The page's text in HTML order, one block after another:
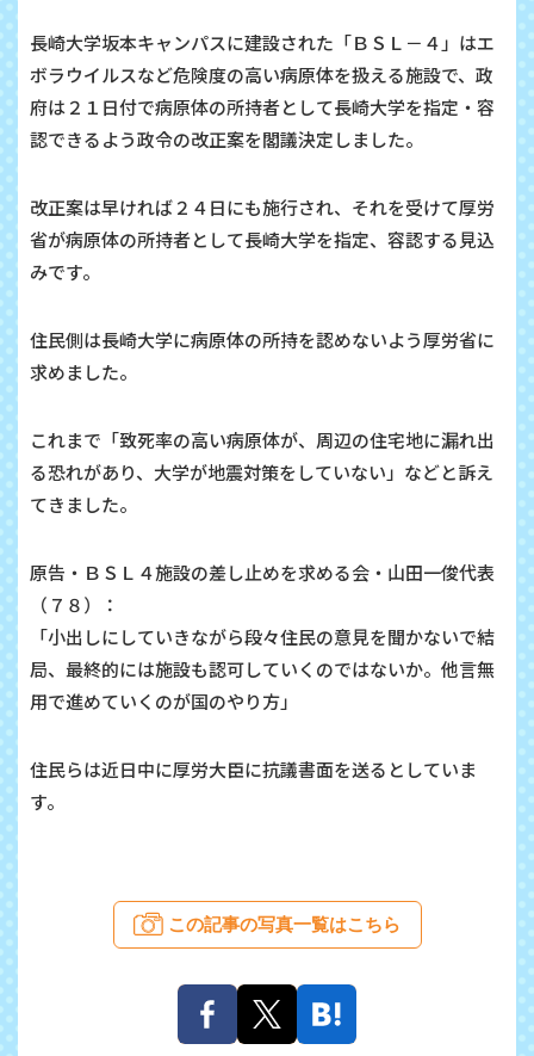
長崎大学坂本キャンパスに建設された「ＢＳＬ－４」はエ
ボラウイルスなど危険度の高い病原体を扱える施設で、政
府は２１日付で病原体の所持者として長崎大学を指定・容
認できるよう政令の改正案を閣議決定しました。
改正案は早ければ２４日にも施行され、それを受けて厚労
省が病原体の所持者として長崎大学を指定、容認する見込
みです。
住民側は長崎大学に病原体の所持を認めないよう厚労省に
求めました。
これまで「致死率の高い病原体が、周辺の住宅地に漏れ出
る恐れがあり、大学が地震対策をしていない」などと訴え
てきました。
原告・ＢＳＬ４施設の差し止めを求める会・山田一俊代表
（７８）：
「小出しにしていきながら段々住民の意見を聞かないで結
局、最終的には施設も認可していくのではないか。他言無
用で進めていくのが国のやり方」
住民らは近日中に厚労大臣に抗議書面を送るとしていま
す。
この記事の写真一覧はこちら